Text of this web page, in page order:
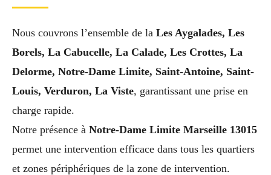
Nous couvrons l’ensemble de la Les Aygalades, Les
Borels, La Cabucelle, La Calade, Les Crottes, La
Delorme, Notre-Dame Limite, Saint-Antoine, Saint-
Louis, Verduron, La Viste, garantissant une prise en
charge rapide.
Notre présence à Notre-Dame Limite Marseille 13015
permet une intervention efficace dans tous les quartiers
et zones périphériques de la zone de intervention.